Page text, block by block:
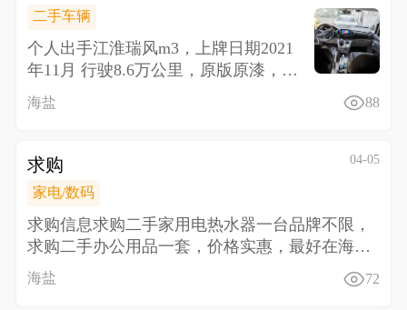
二手车辆
个人出手江淮瑞风m3，上牌日期2021
年11月 行驶8.6万公里，原版原漆，螺
丝都没换个一颗车况无敌
海盐 88
求购 04-05
家电/数码
求购信息 求购二手家用电热水器一台品牌不限，
求购二手办公用品一套，价格实惠，最好在海盐
城区，联系电
海盐 72